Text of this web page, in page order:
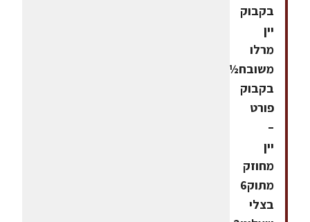
בקבוק
יין
מרלו
משובח½
בקבוק
פורט
–
יין
מחוזק
מתוק6
בצלי